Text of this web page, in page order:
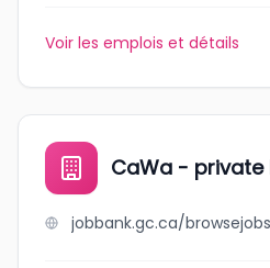
Voir les emplois et détails
CaWa - private